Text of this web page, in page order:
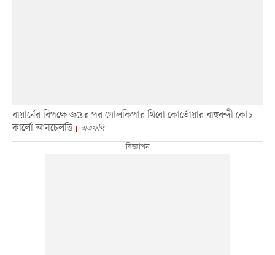
বায়ার্নের বিপক্ষে জয়ের পর গোলকিপার থিবো কোর্তোয়ার বাহুবন্দী কোচ
কার্লো আনচেলত্তি
এএফপি